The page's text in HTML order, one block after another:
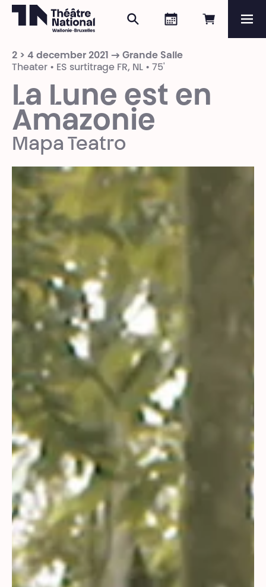
Online
Agenda
Zoeken
Magazine
Programma
2 > 4 december 2021 → Grande Salle
Theater • ES surtitrage FR, NL • 75'
La Lune est en
Amazonie
Mapa Teatro